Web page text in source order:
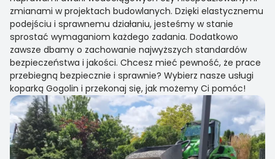
zmianami w projektach budowlanych. Dzięki elastycznemu
podejściu i sprawnemu działaniu, jesteśmy w stanie
sprostać wymaganiom każdego zadania. Dodatkowo
zawsze dbamy o zachowanie najwyższych standardów
bezpieczeństwa i jakości. Chcesz mieć pewność, że prace
przebiegną bezpiecznie i sprawnie? Wybierz nasze usługi
koparką Gogolin i przekonaj się, jak możemy Ci pomóc!